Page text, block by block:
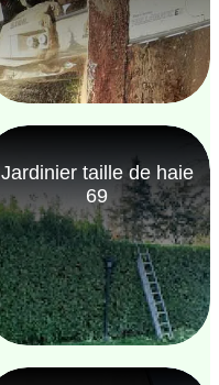
Jardinier taille de haie
69